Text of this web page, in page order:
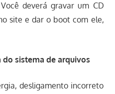
deverá gravar um CD
site e dar o boot com ele,
sistema de arquivos
desligamento incorreto